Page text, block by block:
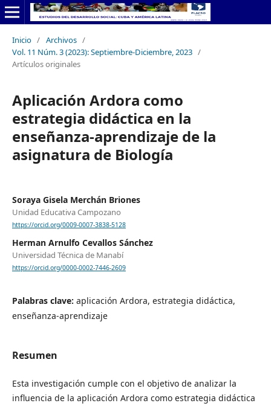
Inicio / Archivos /
Vol. 11 Núm. 3 (2023): Septiembre-Diciembre, 2023 /
Artículos originales
Aplicación Ardora como
estrategia didáctica en la
enseñanza-aprendizaje de la
asignatura de Biología
Soraya Gisela Merchán Briones
Unidad Educativa Campozano
https://orcid.org/0009-0007-3838-5128
Herman Arnulfo Cevallos Sánchez
Universidad Técnica de Manabí
https://orcid.org/0000-0002-7446-2609
Palabras clave: aplicación Ardora, estrategia didáctica,
enseñanza-aprendizaje
Resumen
Esta investigación cumple con el objetivo de analizar la
influencia de la aplicación Ardora como estrategia didáctica